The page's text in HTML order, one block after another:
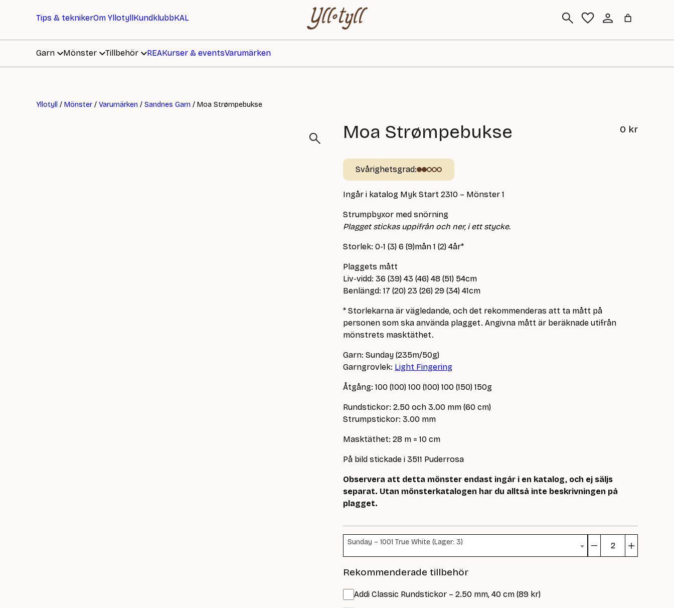
Tips & teknikerOm Yllotyll KundklubbKAL
Garn
Mönster Tillbehör REAKurser & eventsVarumärken
Yllotyll / Mönster/ Varumärken / Sandnes Garn / Moa Strømpebukse
Moa Strømpebukse 0 kr
Svårighetsgrad:
Ingår i katalog Myk Start 2310 – Mönster 1
Strumpbyxor med snörning
Plagget stickas uppifrån och ner, i ett stycke.
Storlek: 0-1 (3) 6 (9)mån 1 (2) 4år*
Plaggets mått
Liv-vidd: 36 (39) 43 (46) 48 (51) 54cm
Benlängd: 17 (20) 23 (26) 29 (34) 41cm
* Storlekarna är vägledande, och det rekommenderas att ta mått på
personen som ska använda plagget. Angivna mått är beräknade utifrån
mönstrets masktäthet.
Garn: Sunday (235m/50g)
Garngrovlek: Light Fingering
Åtgång: 100 (100) 100 (100) 100 (150) 150g
Rundstickor: 2.50 och 3.00 mm (60 cm)
Strumpstickor: 3.00 mm
Masktäthet: 28 m = 10 cm
På bild stickade i 3511 Puderrosa
Observera att detta mönster endast ingår i en katalog, och ej säljs
separat. Utan mönsterkatalogen har du alltså inte beskrivningen på
plagget.
Sunday – 1001 True White (Lager: 3)
Rekommenderade tillbehör
Addi Classic Rundstickor – 2.50 mm, 40 cm (89 kr)